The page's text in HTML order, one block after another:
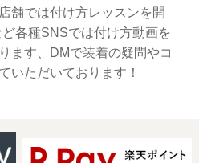
舗では付け方レッスンを開
各種SNSでは付け方動画を
ます、DMで装着の疑問やコ
いただいております！